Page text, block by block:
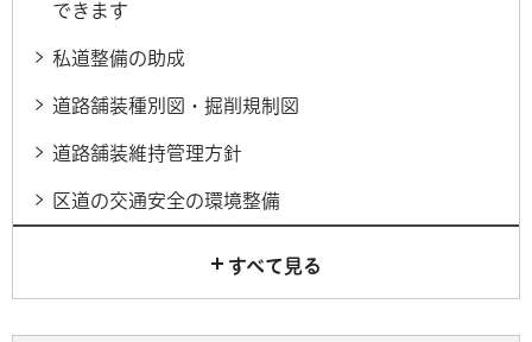
できます
私道整備の助成
道路舗装種別図・掘削規制図
道路舗装維持管理方針
区道の交通安全の環境整備
すべて見る